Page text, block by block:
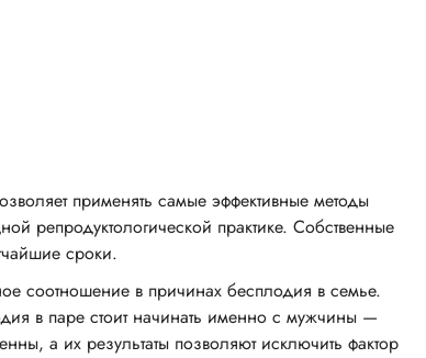
применять самые эффективные методы
репродуктологической практике. Собственные
сроки.
соотношение в причинах бесплодия в семье.
в паре стоит начинать именно с мужчины —
а их результаты позволяют исключить фактор